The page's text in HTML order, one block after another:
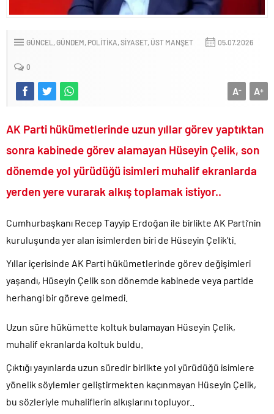
Bay Kemal gibi şimdiden “İktidar Olamazsam İstifa Ederim” gazları
ABD’de de 25 eyalet Trump yönetimine karşı dava açtı!.
görevden uzaklaştırıldı!.
Uğur Mumcu dosyası 33 yıl sonra yeniden açılıyor..
CHP Lideri Kılıçdaoğlu’ndan Terörsüz Türkiye sürecine destek
açıklaması..
Denize döktüğümüz(!) Yunanların ekonomisini şaha kaldırdık!.
TÜİK sipariş enflasyon oranlarını açıkladı!.
Etimesgut Belediye Başkanı Erdal Beşikçioğlu hakkında
tutuklama talebi..
Donald Trump’ın İran saldırılarını durdurma kararını Netanyahu da
CHP’den AK Parti’ye geçen Tuzla Belediye Başkanı’ndan ilk
açıklama..
gündemden düşmüyor!.
3 CHP’li Belediye Başkanı ile 1 İyi Partili milletvekili AK Parti’ye
GÜNCEL GÜNDEM POLİTİKA SİYASET ÜST MANŞET 05.07.2026
0
A+
A-
AK Parti hükümetlerinde uzun yıllar görev yaptıktan
sonra kabinede görev alamayan Hüseyin Çelik, son
dönemde yol yürüdüğü isimleri muhalif ekranlarda
yerden yere vurarak alkış toplamak istiyor..
Cumhurbaşkanı Recep Tayyip Erdoğan ile birlikte AK Parti’nin
kuruluşunda yer alan isimlerden biri de Hüseyin Çelik’ti.
Yıllar içerisinde AK Parti hükümetlerinde görev değişimleri
yaşandı, Hüseyin Çelik son dönemde kabinede veya partide
herhangi bir göreve gelmedi.
Uzun süre hükümette koltuk bulamayan Hüseyin Çelik,
muhalif ekranlarda koltuk buldu.
Çıktığı yayınlarda uzun süredir birlikte yol yürüdüğü isimlere
yönelik söylemler geliştirmekten kaçınmayan Hüseyin Çelik,
bu sözleriyle muhaliflerin alkışlarını topluyor..